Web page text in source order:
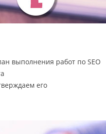
выполнения работ по SEO
его